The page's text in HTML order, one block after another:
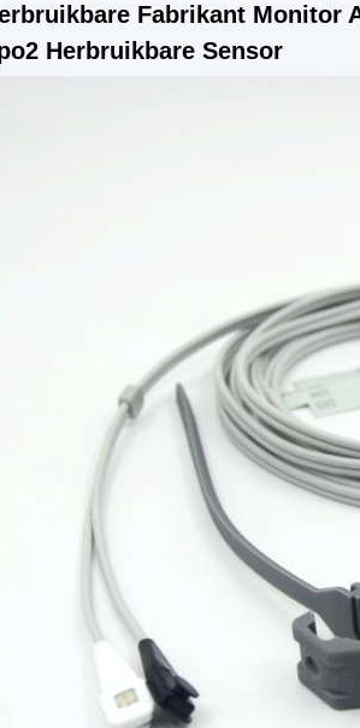
Fabrikant Monitor
Herbruikbare Sensor